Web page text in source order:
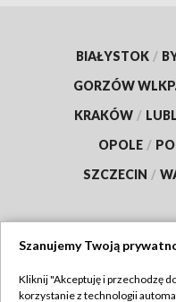
BIAŁYSTOK /
GORZÓW
KRAKÓW /
OPOLE /
SZCZECIN /
Szanujemy Twoją
Kliknij "Akceptuję i przechodzę
korzystanie z technologii